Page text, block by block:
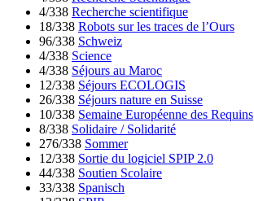
4/338 Recherche scientifique
18/338 Robots sur les traces de l’Ours
96/338 Schweiz
4/338 Science
4/338 Séjours au Maroc
12/338 Séjours ECOLOGIS
26/338 Séjours nature en Suisse
10/338 Semaine Européenne des Requins
8/338 Solidaire / Solidarité
276/338 Sommer
12/338 Sortie du logiciel SPIP 2.0
44/338 Soutien Scolaire
33/338 Spanisch